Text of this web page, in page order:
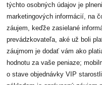
týchto osobných údajov je
marketingových informácií, na
záujem, keďže zasielané
prevádzkovateľa, aké už boli
záujmom je dodať vám ako
hodnotu za vaše peniaze;
o stave objednávky VIP